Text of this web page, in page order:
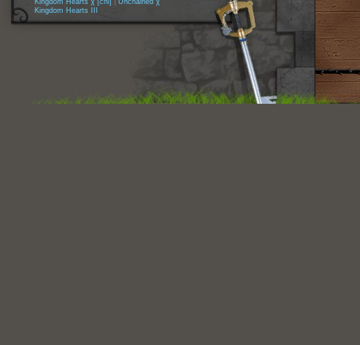
Kingdom Hearts χ [chi]
Unchained χ
Kingdom Hearts III